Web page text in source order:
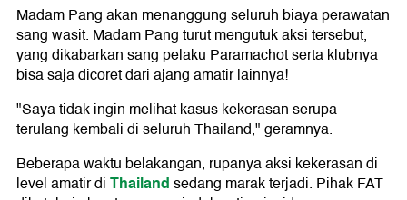
Madam Pang akan menanggung seluruh biaya perawatan
sang wasit. Madam Pang turut mengutuk aksi tersebut,
yang dikabarkan sang pelaku Paramachot serta klubnya
bisa saja dicoret dari ajang amatir lainnya!
"Saya tidak ingin melihat kasus kekerasan serupa
terulang kembali di seluruh Thailand," geramnya.
Beberapa waktu belakangan, rupanya aksi kekerasan di
level amatir diThailandsedang marak terjadi. Pihak FAT